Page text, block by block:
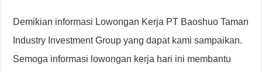
Demikian informasi Lowongan Kerja PT Baoshuo Taman
Industry Investment Group yang dapat kami sampaikan.
Semoga informasi lowongan kerja hari ini membantu